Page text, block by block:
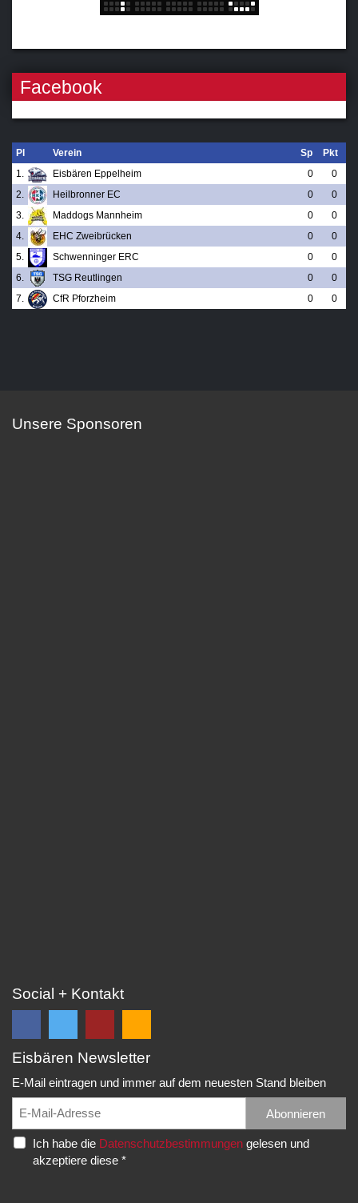
Facebook
Pl Verein Sp
Pkt
1.
Eisbären Eppelheim 0
0
2.
Heilbronner EC 0
0
3.
Maddogs Mannheim 0
0
4.
EHC Zweibrücken 0
0
5.
Schwenninger ERC 0
0
6.
TSG Reutlingen 0
0
7.
CfR Pforzheim 0 0
Unsere Sponsoren
Social + Kontakt
Folge
auf
Facebook
und
erhalte
die
Folge
auf
Twitter
und
erhalte
die
EC
Eppelheim
Rudolf-
Diesel-
Str.
Falls
unsere
Spielberichte,
etc.
Eisbären Newsletter
E-Mail eintragen und immer auf dem neuesten Stand bleiben
Abonnieren
Ich habe die Datenschutzbestimmungengelesen und
akzeptiere diese *